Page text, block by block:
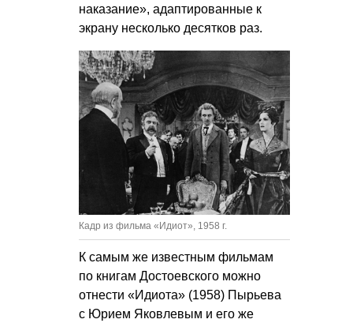
наказание», адаптированные к
экрану несколько десятков раз.
Кадр из фильма «Идиот», 1958 г.
К самым же известным фильмам
по книгам Достоевского можно
отнести «Идиота» (1958) Пырьева
с Юрием Яковлевым и его же